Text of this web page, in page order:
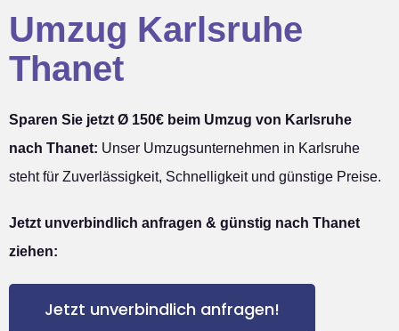
Umzug Karlsruhe
Thanet
Sparen Sie jetzt Ø 150€ beim Umzug von Karlsruhe
nach Thanet: Unser Umzugsunternehmen in Karlsruhe
steht für Zuverlässigkeit, Schnelligkeit und günstige Preise.
Jetzt unverbindlich anfragen & günstig nach Thanet
ziehen:
Jetzt unverbindlich anfragen!